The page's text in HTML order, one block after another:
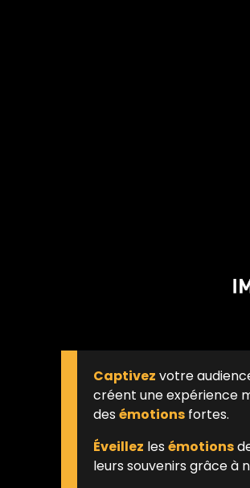
Captivez votre
créent une expérience
des émotions fortes.
Éveillez les émotions
leurs souvenirs grâce à